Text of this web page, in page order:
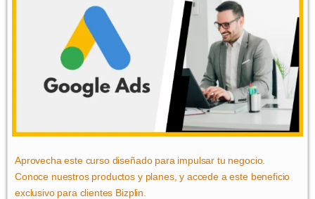
Aprovecha este curso diseñado para impulsar tu negocio.
Conoce nuestros productos y planes, y accede a este beneficio
exclusivo para clientes Bizplin.